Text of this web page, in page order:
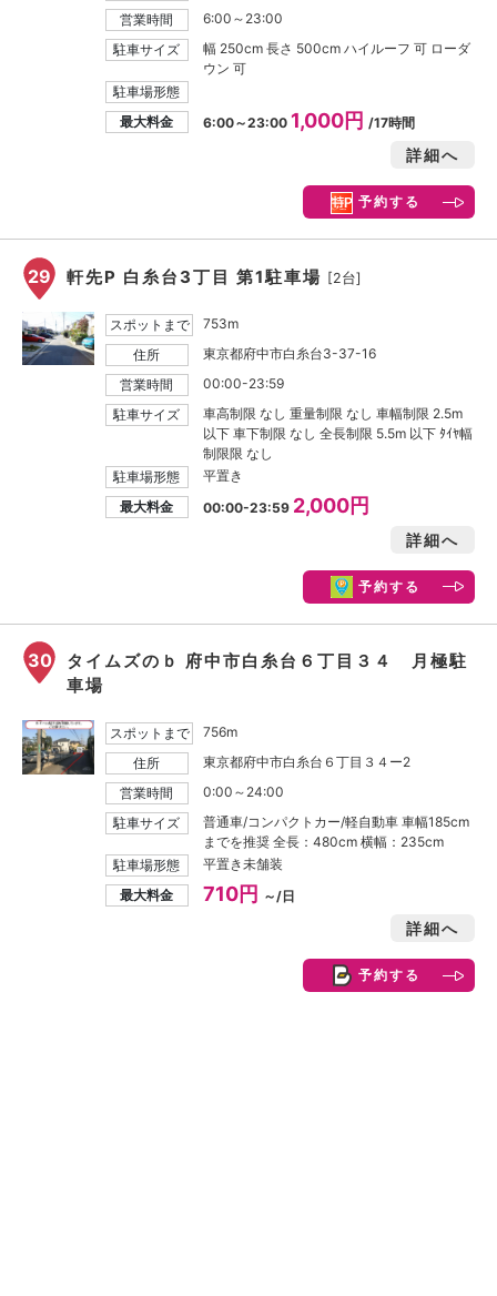
営業時間
6:00～23:00
駐車サイズ
幅 250cm 長さ 500cm ハイルーフ 可 ローダ
ウン 可
駐車場形態
最大料金
6:00～23:00 1,000円/17時間
詳細へ
予約する
29 軒先P 白糸台3丁目 第1駐車場 [2台]
スポットまで
753m
住所
東京都府中市白糸台3-37-16
営業時間
00:00-23:59
駐車サイズ
車高制限 なし 重量制限 なし 車幅制限 2.5m
以下 車下制限 なし 全長制限 5.5m 以下 ﾀｲﾔ幅
制限限 なし
駐車場形態
平置き
最大料金
00:00-23:59 2,000円
詳細へ
予約する
30
タイムズのｂ 府中市白糸台６丁目３４ 月極駐
車場
スポットまで
756m
住所
東京都府中市白糸台６丁目３４ー2
営業時間
0:00～24:00
駐車サイズ
普通車/コンパクトカー/軽自動車 車幅185cm
までを推奨 全長：480cm 横幅：235cm
駐車場形態
平置き未舗装
最大料金
710円 ～/日
詳細へ
予約する